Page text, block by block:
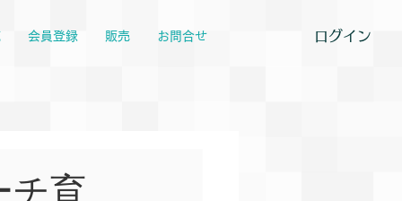
会員登録 販売 お問合せ ログイン
チ育